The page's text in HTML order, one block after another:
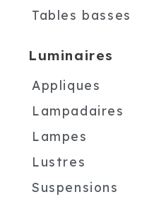
Tables basses
Luminaires
Appliques
Lampadaires
Lampes
Lustres
Suspensions